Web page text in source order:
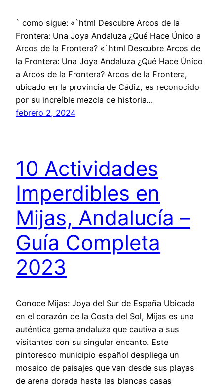
` como sigue: «`html Descubre Arcos de la
Frontera: Una Joya Andaluza ¿Qué Hace Único a
Arcos de la Frontera? «`html Descubre Arcos de
la Frontera: Una Joya Andaluza ¿Qué Hace Único
a Arcos de la Frontera? Arcos de la Frontera,
ubicado en la provincia de Cádiz, es reconocido
por su increíble mezcla de historia…
febrero 2, 2024
10 Actividades
Imperdibles en
Mijas, Andalucía –
Guía Completa
2023
Conoce Mijas: Joya del Sur de España Ubicada
en el corazón de la Costa del Sol, Mijas es una
auténtica gema andaluza que cautiva a sus
visitantes con su singular encanto. Este
pintoresco municipio español despliega un
mosaico de paisajes que van desde sus playas
de arena dorada hasta las blancas casas